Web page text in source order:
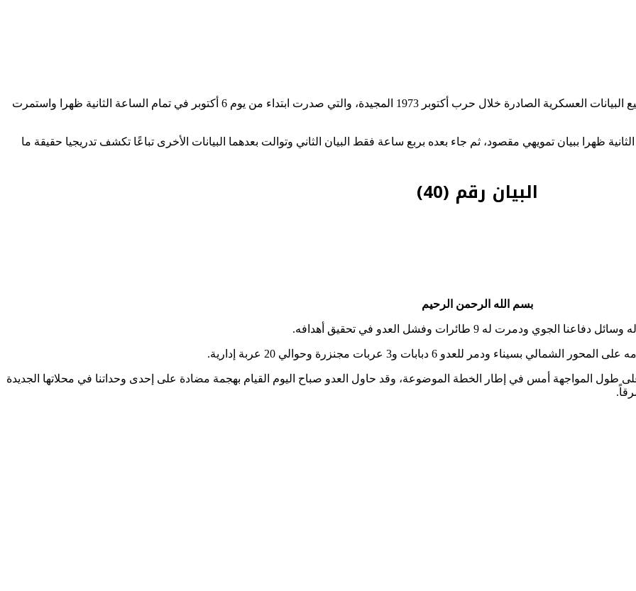
احتفالًا بذكرى نصر أكتوبر المجيد، تنشر بوابة «الضحى»، تباعًا، نص جميع البيانات العسكرية الصادرة خلال حرب أكتوبر 1973 المجيدة، والتي صدرت ابتداء من يوم 6 أكتوبر في تمام الساعة الثانية ظهرا واستمرت
قد بدأت يوم 6 أكتوبر 1973 في تمام الساعة الثانية ظهرا ببيان تمويهي مقصود، ثم جاء بعده بربع ساعة فقط البيان الثاني وتوالت بعدهما البيانات الأخرى تباعًا تكشف تدريجيا حقيقة ما
البيان رقم (40)
بسم الله الرحمن الرحيم
له 9 طائرات وفشل العدو في تحقيق أهدافه.
للعدو 6 دبابات و3 عربات مجنزرة وحوالي 20 عربة إدارية.
على طول المواجهة أمس في إطار الخطة الموضوعة، وقد حاول العدو صباح اليوم القيام بهجمة مضادة على إحدى وحداتنا في محلاتها الجديدة